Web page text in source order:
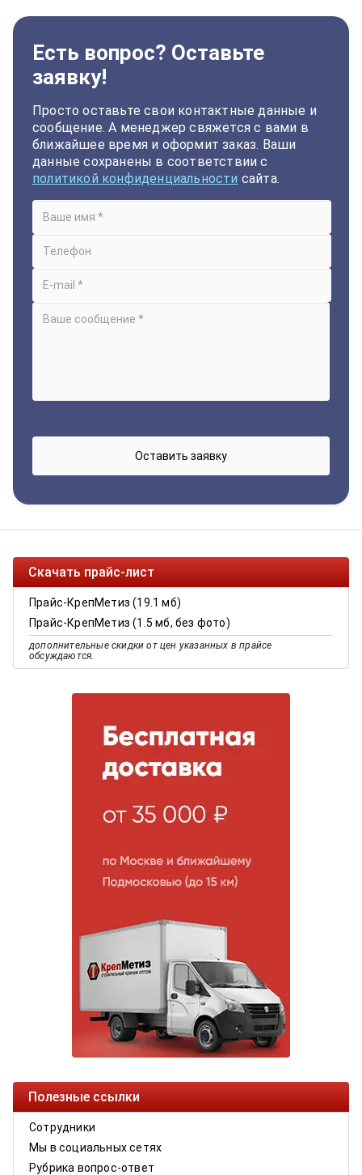
Есть вопрос? Оставьте
заявку!
Просто оставьте свои контактные данные и
сообщение. А менеджер свяжется с вами в
ближайшее время и оформит заказ. Ваши
данные сохранены в соответствии с
политикой конфиденциальности сайта.
Скачать прайс-лист
Прайс-КрепМетиз (19.1 мб)
Прайс-КрепМетиз (1.5 мб, без фото)
дополнительные скидки от цен указанных в прайсе
обсуждаются.
Полезные ссылки
Сотрудники
Мы в социальных сетях
Рубрика вопрос-ответ